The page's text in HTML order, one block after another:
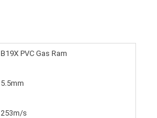
B19X PVC Gas Ram
5.5mm
253m/s